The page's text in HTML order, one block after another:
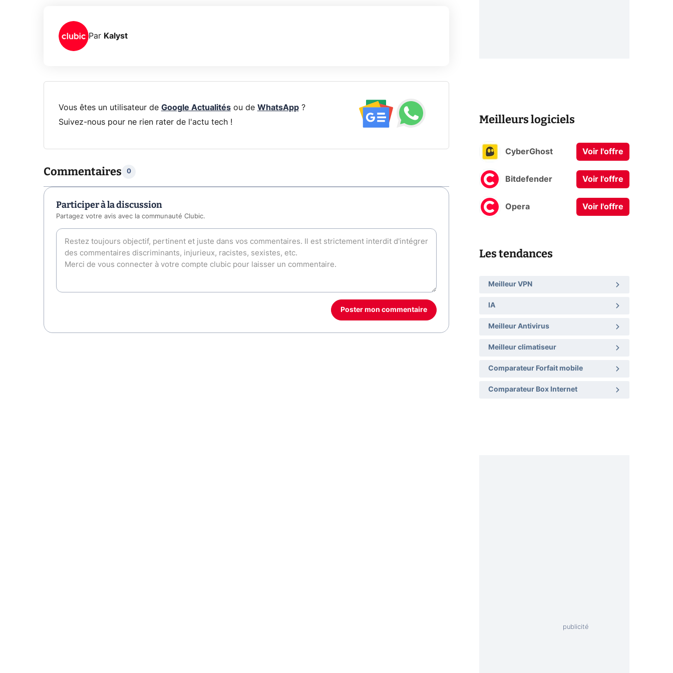
Par Kalyst
Vous êtes un utilisateur de Google Actualitésou de WhatsApp?
Suivez-nous pour ne rien rater de l'actu tech !
Commentaires 0
Participer à la discussion
Partagez votre avis avec la communauté Clubic.
Poster mon commentaire
Meilleurs logiciels
CyberGhost Voir l'offre
Bitdefender Voir l'offre
Opera Voir l'offre
Les tendances
Meilleur VPN
IA
Meilleur Antivirus
Meilleur climatiseur
Comparateur Forfait mobile
Comparateur Box Internet